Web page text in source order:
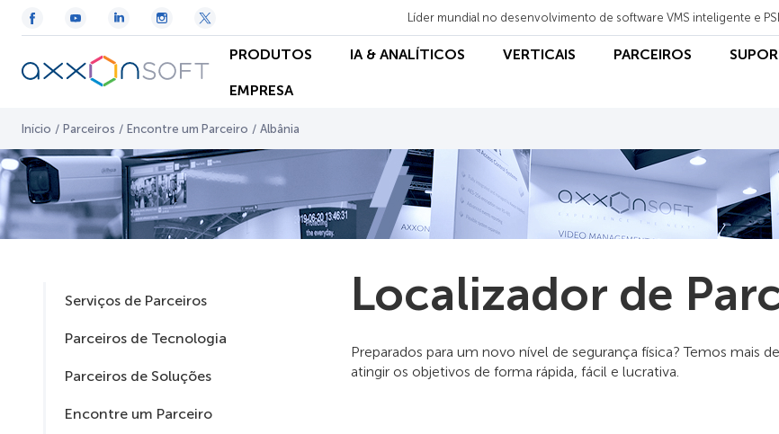
Líder mundial no desenvolvimento de software VMS inteligente e
PRODUTOS IA & ANALÍTICOS VERTICAIS PARCEIROS
EMPRESA
Início / Parceiros / Encontre um Parceiro / Albânia
Serviços de Parceiros
Parceiros de Tecnologia
Parceiros de Soluções
Encontre um Parceiro
Localizador de
Preparados para um novo nível de segurança física? Temos
atingir os objetivos de forma rápida, fácil e lucrativa.